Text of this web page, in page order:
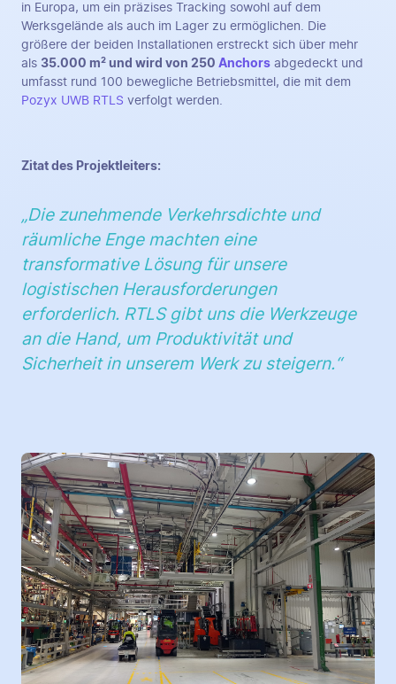
in Europa, um ein präzises Tracking sowohl auf dem
Werksgelände als auch im Lager zu ermöglichen. Die
größere der beiden Installationen erstreckt sich über mehr
als 35.000 m² und wird von 250 Anchors abgedeckt und
umfasst rund 100 bewegliche Betriebsmittel, die mit dem
Pozyx UWB RTLS verfolgt werden.
Zitat des Projektleiters:
„Die zunehmende Verkehrsdichte und
räumliche Enge machten eine
transformative Lösung für unsere
logistischen Herausforderungen
erforderlich. RTLS gibt uns die Werkzeuge
an die Hand, um Produktivität und
Sicherheit in unserem Werk zu steigern.“